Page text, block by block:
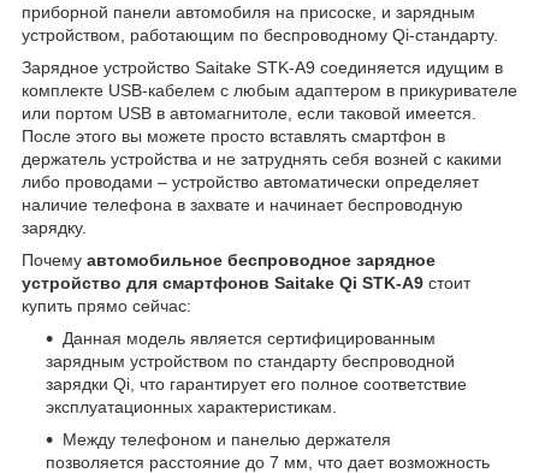
приборной панели автомобиля на присоске, и зарядным
устройством, работающим по беспроводному Qi-стандарту.
Зарядное устройство Saitake STK-A9 соединяется идущим в
комплекте USB-кабелем с любым адаптером в прикуривателе
или портом USB в автомагнитоле, если таковой имеется.
После этого вы можете просто вставлять смартфон в
держатель устройства и не затруднять себя возней с какими
либо проводами – устройство автоматически определяет
наличие телефона в захвате и начинает беспроводную
зарядку.
Почему автомобильное беспроводное зарядное
устройство для смартфонов Saitake Qi STK-A9 стоит
купить прямо сейчас:
Данная модель является сертифицированным
зарядным устройством по стандарту беспроводной
зарядки Qi, что гарантирует его полное соответствие
эксплуатационных характеристикам.
Между телефоном и панелью держателя
позволяется расстояние до 7 мм, что дает возможность